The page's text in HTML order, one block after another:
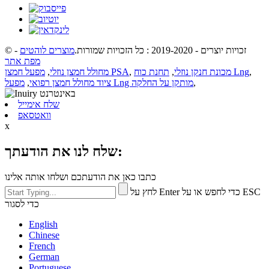
© זכויות יוצרים - 2019-2020 : כל הזכויות שמורות. מוצרים לוהטים -
מפת אתר
מחולל חמצן נוזלי, מפעל חמצן PSA, מכונת חנקן נוזלי, תחנת כוח Lng,
ציוד מחולל חמצן רפואי, מפעל Lng מותקן על החלקה,
שלח אימייל
וואטסאפ
x
שלח לנו את הודעתך:
כתבו כאן את הודעתכם ושלחו אותה אלינו
לחץ על Enter כדי לחפש או על ESC
כדי לסגור
English
Chinese
French
German